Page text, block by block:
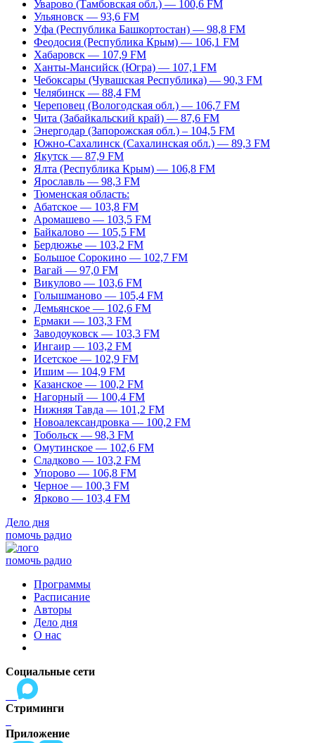
Уварово (Тамбовская обл.) — 100,6 FM
Ульяновск — 93,6 FM
Уфа (Республика Башкортостан) — 98,8 FM
Феодосия (Республика Крым) — 106,1 FM
Хабаровск — 107,9 FM
Ханты-Мансийск (Югра) — 107,1 FM
Чебоксары (Чувашская Республика) — 90,3 FM
Челябинск — 88,4 FM
Череповец (Вологодская обл.) — 106,7 FM
Чита (Забайкальский край) — 87,6 FM
Энергодар (Запорожская обл.) – 104,5 FM
Южно-Сахалинск (Сахалинская обл.) — 89,3 FM
Якутск — 87,9 FM
Ялта (Республика Крым) — 106,8 FM
Ярославль — 98,3 FM
Тюменская область:
Абатское — 103,8 FM
Аромашево — 103,5 FM
Байкалово — 105,5 FM
Бердюжье — 103,2 FM
Большое Сорокино — 102,7 FM
Вагай — 97,0 FM
Викулово — 103,6 FM
Голышманово — 105,4 FM
Демьянское — 102,6 FM
Ермаки — 103,3 FM
Заводоуковск — 103,3 FM
Ингаир — 103,2 FM
Исетское — 102,9 FM
Ишим — 104,9 FM
Казанское — 100,2 FM
Нагорный — 100,4 FM
Нижняя Тавда — 101,2 FM
Новоалександровка — 100,2 FM
Тобольск — 98,3 FM
Омутинское — 102,6 FM
Сладково — 103,2 FM
Упорово — 106,8 FM
Черное — 100,3 FM
Ярково — 103,4 FM
Дело дня
помочь радио
помочь радио
Программы
Расписание
Авторы
Дело дня
О нас
Социальные сети
Стриминги
Приложение